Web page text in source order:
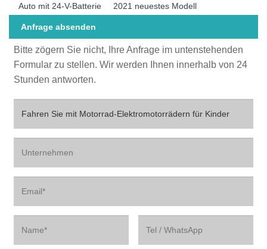
Auto mit 24-V-Batterie
2021 neuestes Modell
Anfrage absenden
Bitte zögern Sie nicht, Ihre Anfrage im untenstehenden
Formular zu stellen. Wir werden Ihnen innerhalb von 24
Stunden antworten.